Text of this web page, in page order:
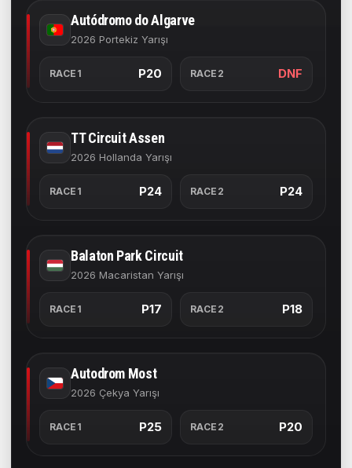
Autódromo do Algarve
2026 Portekiz Yarışı
RACE1 P20 RACE2 DNF
TT Circuit Assen
2026 Hollanda Yarışı
RACE1 P24 RACE2 P24
Balaton Park Circuit
2026 Macaristan Yarışı
RACE1 P17 RACE2 P18
Autodrom Most
2026 Çekya Yarışı
RACE1 P25 RACE2 P20